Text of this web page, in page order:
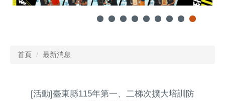
首頁 最新消息
[活動]臺東縣115年第一、二梯次擴大培訓防